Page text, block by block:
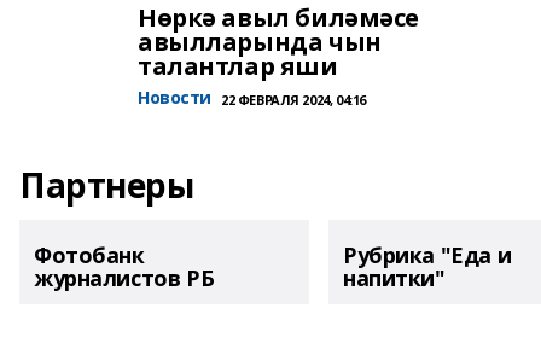
Нөркә авыл биләмәсе
авылларында чын
талантлар яши
Новости 22 ФЕВРАЛЯ 2024, 04:16
Партнеры
Фотобанк
журналистов РБ
Рубрика "Еда и
напитки"